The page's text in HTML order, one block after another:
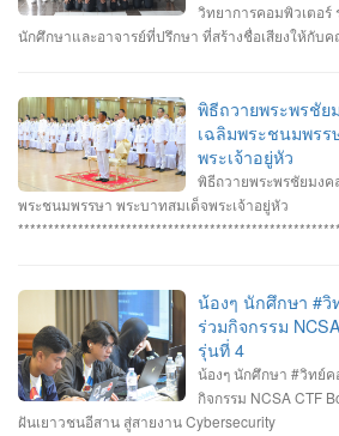
วิทยาการคอมพิวเตอ
นักศึกษาและอาจารย์ที่ปรึกษา ที่สร้างชื่อเสียงให้กับ
ปลอดภัยทางไซเบอร์ IT RERU CYBER
“เปิดโลกวิชาการ 25 ปี มหาวิทยาลัยราชภัฏร้อยเอ็ด”
Senior #รางวัลชนะเลิศ ทีม Don’t know
อาทิตย์ สายกนก นายสุริยา ขันทา ทำคะแนนได้สูงสุด
ชนะเลิศอันดับที่_1 ทีม MVP นายอัมรินทร์ จำปาหอม
รพงษ์ โสระธิ ทำคะแนนได้ 1310 คะแนน #รางวัลร
รัตนภักดี MR. SENG SOPHIN นายศตวรรษ วิลาม
จบที่อันดับ 9 จาก 13 ทีมที่เข้าร่วมแข่งขันในครั้งนี้
HACKATHON#1 2025 จัดโดย คณะเทคโนโลยีสาร
ร้อยเอ็ด ร่วมกับสำนักงานคณะกรรมการการรักษาคว
ชาติ (สกมช.) รายการที่ 2. “การแข่งขัน SWU
2025” เมื่อวันอังคารที่ 1 และ 8 กรกฎาคม 2568 (จั
พิธีถวายพระพรชัย
เฉลิมพระชนมพรร
พระเจ้าอยู่หัว
พิธีถวายพระพรชัยมงค
พระชนมพรรษา พระบาทสมเด็จพระเจ้าอยู่หัว
พระเจ้าอยู่หัว เนื่องในโอกาสมหามงคลเฉลิมพระชน
หอประชุมไพรพะยอม มหาวิทยาลัยราชภัฏอุบลราช
ศาสตราจารย์ธรรมรักษ์ ละอองนวล อธิการบดี เป็นปร
ชัยมงคลและวางพานพุ่มทอง-พานพุ่มเงิน #คณะวิทย
#มหาวิทยาลัยแห่งความสุข #มหาวิทยาลัยราชภัฏอุ
น้องๆ นักศึกษา #
ร่วมกิจกรรม
รุ่นที่ 4
น้องๆ นักศึกษา #วิทย์
กิจกรรม NCSA CTF
ฝันเยาวชนอีสาน สู่สายงาน Cybersecurity